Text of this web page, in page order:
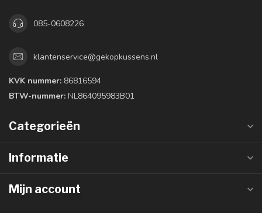
085-0608226
klantenservice@gekopkussens.nl
KVK nummer: 86816594
BTW-nummer: NL864095983B01
Categorieën
Informatie
Mijn account